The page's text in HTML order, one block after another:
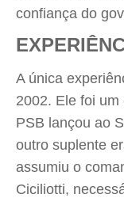
confiança do
A única
2002. Ele foi
PSB lançou ao
outro suplente
assumiu o
Ciciliotti,